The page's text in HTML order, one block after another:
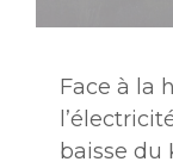
Face à la
baisse du